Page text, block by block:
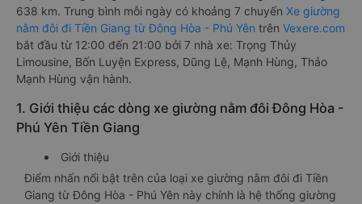
638 km. Trung bình mỗi ngày có khoảng 7 chuyến Xe giường
nằm đôi đi Tiền Giang từ Đông Hòa - Phú Yên trên Vexere.com
bắt đầu từ 12:00 đến 21:00 bởi 7 nhà xe: Trọng Thủy
Limousine, Bốn Luyện Express, Dũng Lệ, Mạnh Hùng, Thảo
Mạnh Hùng vận hành.
1. Giới thiệu các dòng xe giường nằm đôi Đông Hòa -
Phú Yên Tiền Giang
Giới thiệu
Điểm nhấn nổi bật trên của loại xe giường nằm đôi đi Tiền
Giang từ Đông Hòa - Phú Yên này chính là hệ thống giường